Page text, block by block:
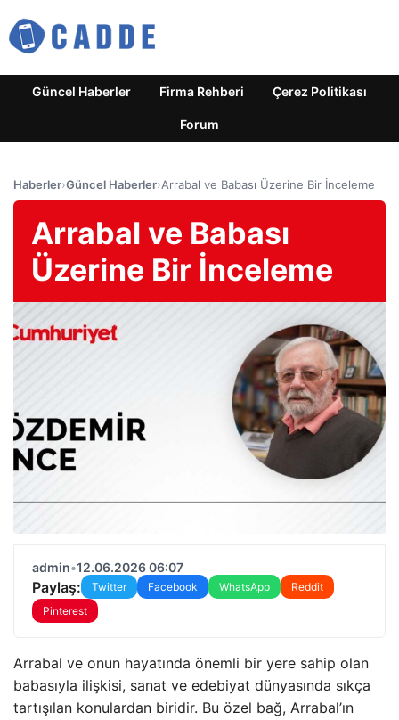
Güncel Haberler Firma Rehberi Çerez Politikası
Forum
Haberler›Güncel Haberler›Arrabal ve Babası Üzerine Bir İnceleme
Arrabal ve Babası
Üzerine Bir İnceleme
admin•12.06.2026 06:07
Paylaş: Twitter Facebook WhatsApp
Reddit
Pinterest
Arrabal ve onun hayatında önemli bir yere sahip olan
babasıyla ilişkisi, sanat ve edebiyat dünyasında sıkça
tartışılan konulardan biridir. Bu özel bağ, Arrabal’ın